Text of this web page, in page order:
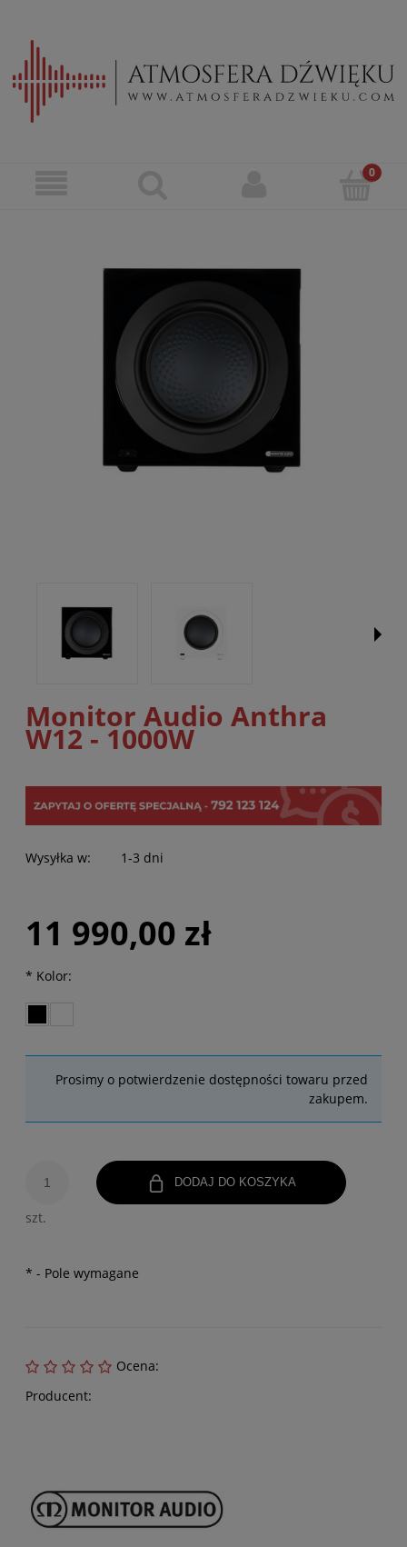
Monitor Audio Anthra
W12 - 1000W
Wysyłka w: 1-3 dni
11 990,00 zł
* Kolor:
Prosimy o potwierdzenie dostępności towaru przed
zakupem.
szt.
DODAJ DO KOSZYKA
* - Pole wymagane
Ocena:
Producent: